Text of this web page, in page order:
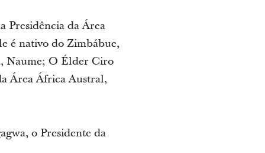
Presidência da Área
é nativo do Zimbábue,
Naume; O Élder Ciro
Área África Austral,
o Presidente da